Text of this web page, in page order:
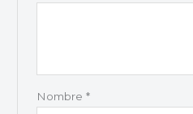
Nombre *